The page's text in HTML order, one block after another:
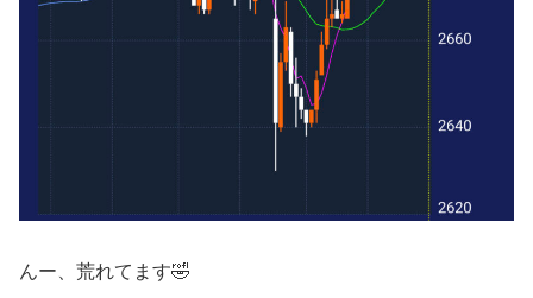
んー、荒れてます🤣